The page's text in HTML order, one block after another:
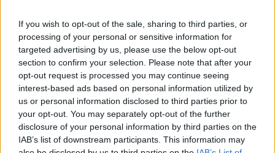
If you wish to opt-out of the sale, sharing to third parties, or
processing of your personal or sensitive information for
targeted advertising by us, please use the below opt-out
section to confirm your selection. Please note that after your
opt-out request is processed you may continue seeing
interest-based ads based on personal information utilized by
us or personal information disclosed to third parties prior to
your opt-out. You may separately opt-out of the further
disclosure of your personal information by third parties on the
IAB’s list of downstream participants. This information may
HÍREK egy órája